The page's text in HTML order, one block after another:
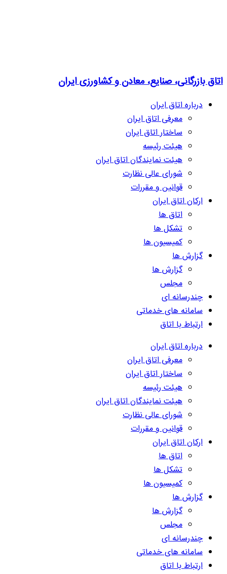
اتاق بازرگانی، صنایع، معادن و کشاورزی ایران
درباره اتاق ایران
معرفی اتاق ایران
ساختار اتاق ایران
هیئت رئیسه
هیئت نمایندگان اتاق ایران
شورای عالی نظارت
قوانین و مقررات
ارکان اتاق ایران
اتاق ها
تشکل ها
کمیسیون ها
گزارش ها
گزارش ها
مجلس
چندرسانه ای
سامانه های خدماتی
ارتباط با اتاق
درباره اتاق ایران
معرفی اتاق ایران
ساختار اتاق ایران
هیئت رئیسه
هیئت نمایندگان اتاق ایران
شورای عالی نظارت
قوانین و مقررات
ارکان اتاق ایران
اتاق ها
تشکل ها
کمیسیون ها
گزارش ها
گزارش ها
مجلس
چندرسانه ای
سامانه های خدماتی
ارتباط با اتاق